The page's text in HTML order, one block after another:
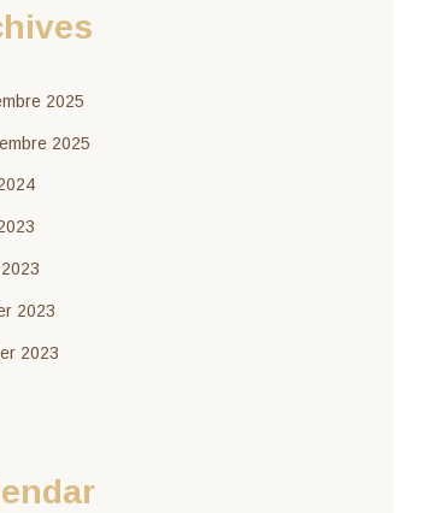
2025
2025
2023
2023